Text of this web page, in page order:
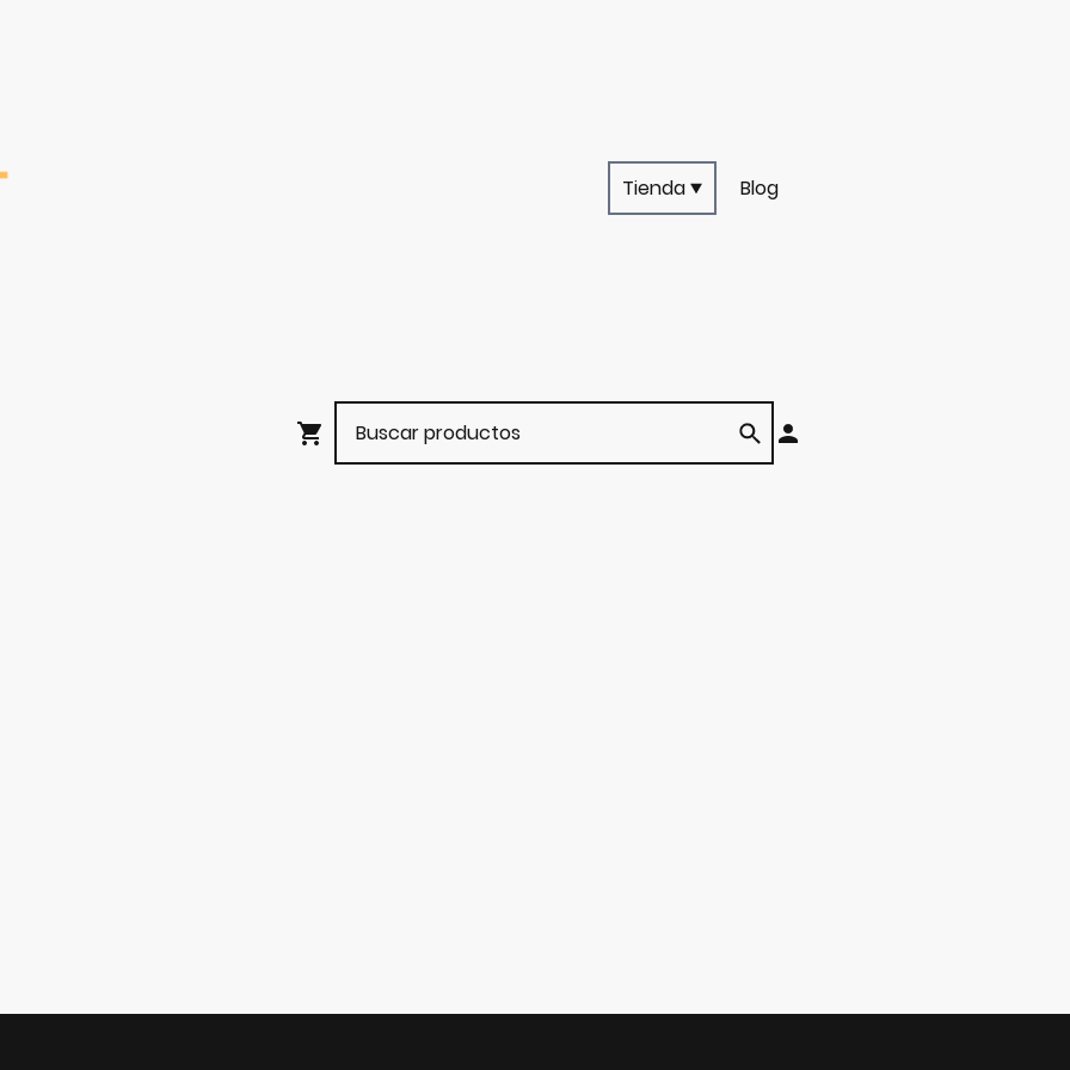
Tienda Blog